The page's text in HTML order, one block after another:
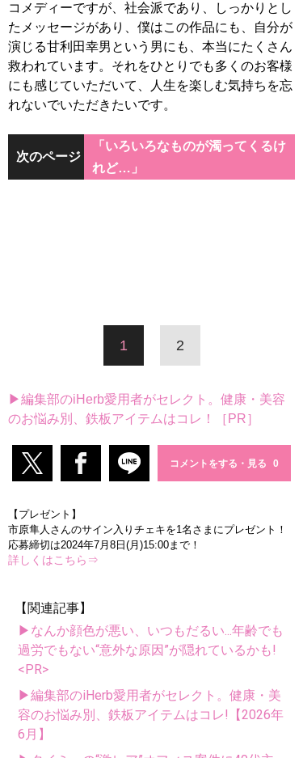
コメディーですが、社会派であり、しっかりとし
たメッセージがあり、僕はこの作品にも、自分が
演じる甘利田幸男という男にも、本当にたくさん
救われています。それをひとりでも多くのお客様
にも感じていただいて、人生を楽しむ気持ちを忘
れないでいただきたいです。
次のページ
「いろいろなものが濁ってくるけ
れど…」
1 2
▶編集部のiHerb愛用者がセレクト。健康・美容
のお悩み別、鉄板アイテムはコレ！［PR］
コメントをする・見る
【プレゼント】
市原隼人さんのサイン入りチェキを1名さまにプレゼント！
応募締切は2024年7月8日(月)15:00まで！
詳しくはこちら⇒
【関連記事】
▶なんか顔色が悪い、いつもだるい...年齢でも
過労でもない“意外な原因”が隠れているかも!
<PR>
▶編集部のiHerb愛用者がセレクト。健康・美
容のお悩み別、鉄板アイテムはコレ!【2026年
6月】